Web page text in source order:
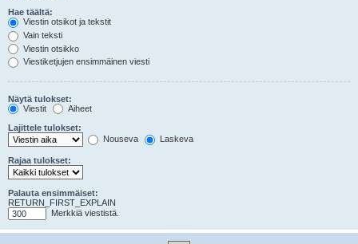
Hae täältä:
Viestin otsikot ja tekstit
Vain teksti
Viestin otsikko
Viestiketjujen ensimmäinen viesti
Näytä tulokset:
Viestit
Aiheet
Lajittele tulokset:
Nouseva
Laskeva
Rajaa tulokset:
Palauta ensimmäiset:
RETURN_FIRST_EXPLAIN
Merkkiä viestistä.